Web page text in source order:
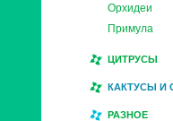
Орхидеи
Примула
ЦИТРУСЫ
КАКТУСЫ И
РАЗНОЕ